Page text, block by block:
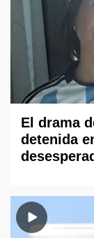
El drama
detenida